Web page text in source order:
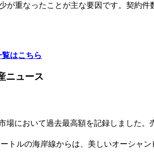
重なったことが主な要因です。契約
はこちら
ニュース
において過去最高額を記録しました。
ルの海岸線からは、美しいオーシャ